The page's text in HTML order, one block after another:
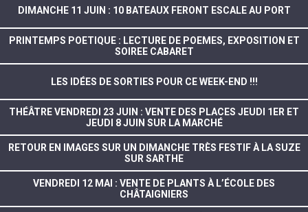
DIMANCHE 11 JUIN : 10 BATEAUX FERONT ESCALE AU PORT
PRINTEMPS POETIQUE : LECTURE DE POEMES, EXPOSITION ET
SOIREE CABARET
LES IDÉES DE SORTIES POUR CE WEEK-END !!!
THÉÂTRE VENDREDI 23 JUIN : VENTE DES PLACES JEUDI 1ER ET
JEUDI 8 JUIN SUR LA MARCHÉ
RETOUR EN IMAGES SUR UN DIMANCHE TRÈS FESTIF À LA SUZE
SUR SARTHE
VENDREDI 12 MAI : VENTE DE PLANTS À L’ÉCOLE DES
CHÂTAIGNIERS